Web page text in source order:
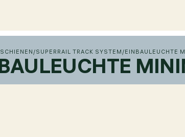
/SUPERRAIL TRACK SYSTEM /EINBAULEUCHTE